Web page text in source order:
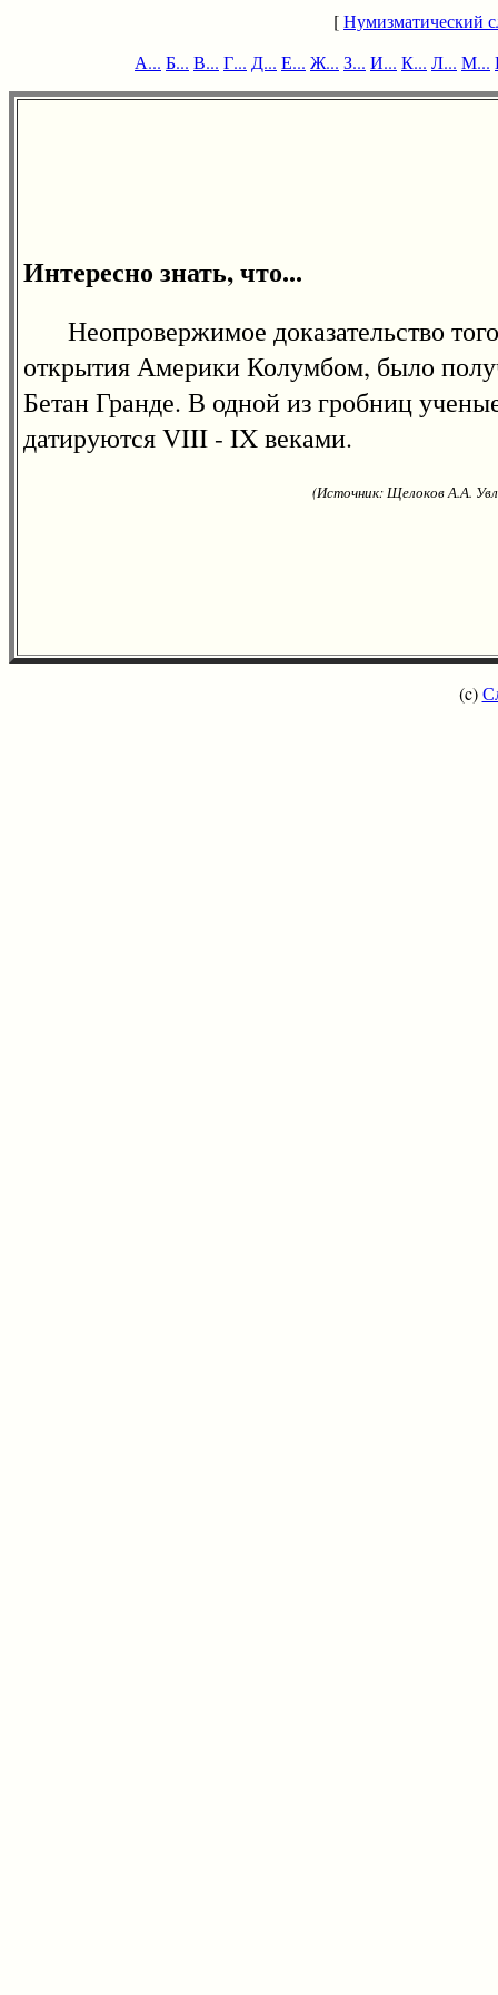
[Нумизматический
А... Б... В... Г... Д... Е... Ж... З... И... К... Л... М...
Интересно знать, что...
Неопровержимое доказательство
открытия Америки Колумбом, было
Бетан Гранде. В одной из гробниц
датируются VIII - IX веками.
(Источник: Щелоков А.А.
(c)